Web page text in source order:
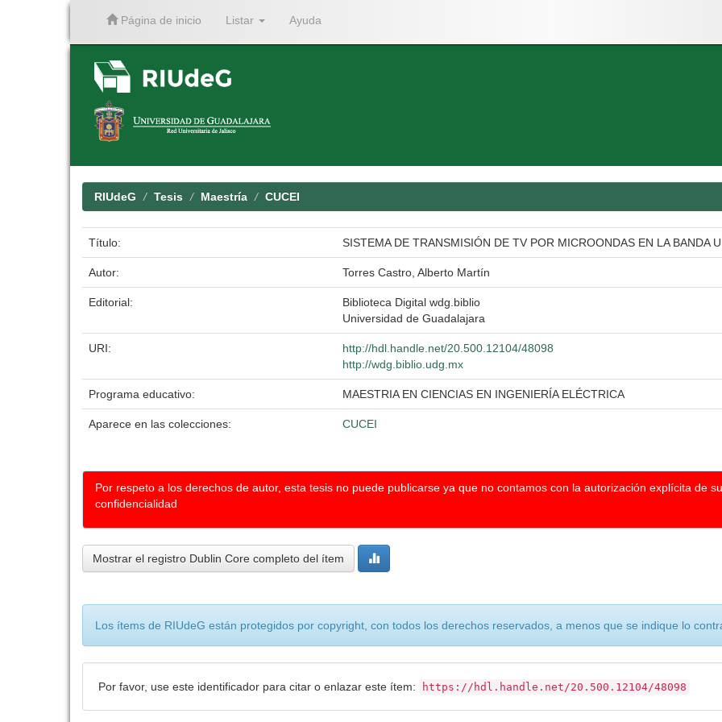
Página de inicio Listar Ayuda
RIUdeG Tesis Maestría CUCEI
Título: SISTEMA DE TRANSMISIÓN DE TV POR MICROONDAS EN LA BANDA
Autor: Torres Castro, Alberto Martín
Editorial:
Biblioteca Digital wdg.biblio
Universidad de Guadalajara
URI:
http://hdl.handle.net/20.500.12104/48098
http://wdg.biblio.udg.mx
Programa educativo: MAESTRIA EN CIENCIAS EN INGENIERÍA ELÉCTRICA
Aparece en las colecciones: CUCEI
Por respeto a los derechos de autor, esta tesis no puede publicarse ya que no contamos con la autorización explícita de
confidencialidad
Mostrar el registro Dublin Core completo del ítem
Los ítems de RIUdeG están protegidos por copyright, con todos los derechos reservados, a menos que se indique lo
Por favor, use este identificador para citar o enlazar este ítem: https://hdl.handle.net/20.500.12104/48098